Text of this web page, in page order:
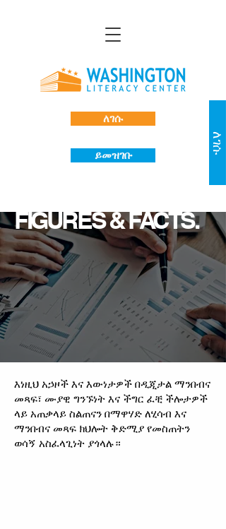
ለገሱ
ይመዝገቡ
ለገሱ
FIGURES & FACTS.
እነዚህ አኃዞች እና እውነታዎች በዲጂታል ማንበብና
መጻፍ፣ ሙያዊ ግንኙነት እና ችግር ፈቺ ችሎታዎች
ላይ አጠቃላይ ስልጠናን በማዋሃድ ለሂሳብ እና
ማንበብና መጻፍ ክህሎት ቅድሚያ የመስጠትን
ወሳኝ አስፈላጊነት ያጎላሉ።